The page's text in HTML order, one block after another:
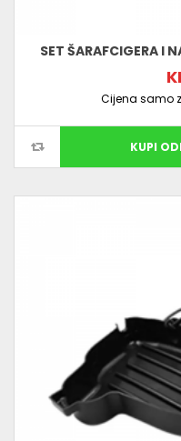
SET ŠARAFCIGERA I
Cijena samo
KUPI